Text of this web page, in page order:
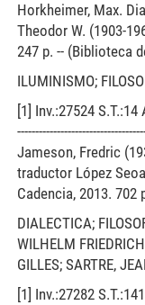
Horkheimer, Max.
Theodor W. (1903-
247 p. -- (Biblioteca
ILUMINISMO;
[1] Inv.:27524 S.T.:14
Jameson, Fredric
traductor López
Cadencia, 2013. 702
DIALECTICA;
WILHELM
GILLES; SARTRE,
[1] Inv.:27282